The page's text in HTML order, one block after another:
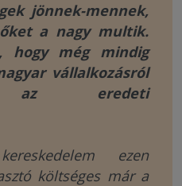
jönnek-mennek,
a nagy multik.
hogy még mindig
vállalkozásról
az eredeti
ezen
költséges már a